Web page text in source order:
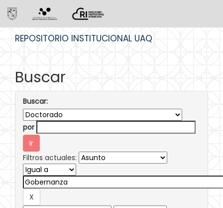
REPOSITORIO INSTITUCIONAL UAQ
Buscar
Buscar:
por
Filtros actuales: